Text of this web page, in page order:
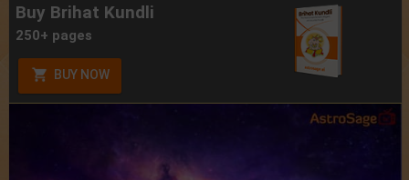
Buy Brihat Kundli
250+ pages
BUY NOW